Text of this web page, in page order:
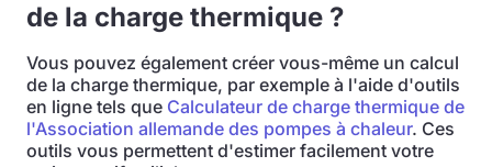
de la charge thermique ?
Vous pouvez également créer vous-même un calcul
de la charge thermique, par exemple à l'aide d'outils
en ligne tels que Calculateur de charge thermique de
l'Association allemande des pompes à chaleur. Ces
outils vous permettent d'estimer facilement votre